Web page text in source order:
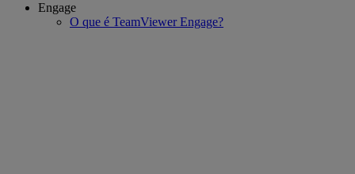
Engage
O que é TeamViewer Engage?